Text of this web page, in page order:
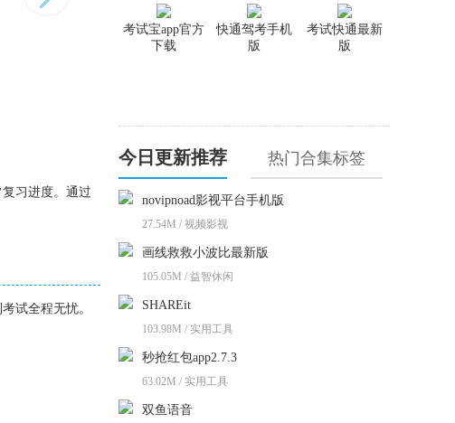
习进度。通过
试全程无忧。
考试快通最新
版
快通驾考手机
版
考试宝app官方
下载
今日更新推荐 热门合集标签
novipnoad影视平台手机版
27.54M / 视频影视
画线救救小波比最新版
105.05M / 益智休闲
SHAREit
103.98M / 实用工具
秒抢红包app2.7.3
63.02M / 实用工具
双鱼语音